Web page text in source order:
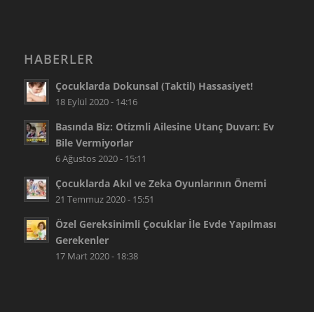
HABERLER
Çocuklarda Dokunsal (Taktil) Hassasiyet!
18 Eylül 2020 - 14:16
Basında Biz: Otizmli Ailesine Utanç Duvarı: Ev
Bile Vermiyorlar
6 Ağustos 2020 - 15:11
Çocuklarda Akıl ve Zeka Oyunlarının Önemi
21 Temmuz 2020 - 15:51
Özel Gereksinimli Çocuklar İle Evde Yapılması
Gerekenler
17 Mart 2020 - 18:38